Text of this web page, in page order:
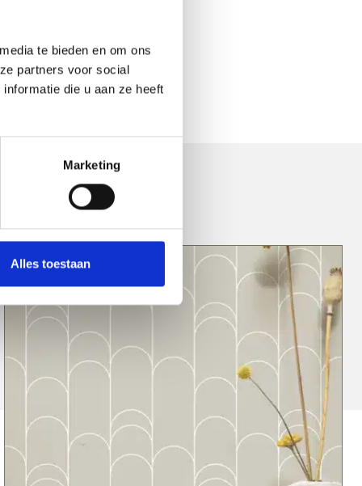
te bieden en om ons
partners voor social
die u aan ze heeft
Marketing
Alles toestaan